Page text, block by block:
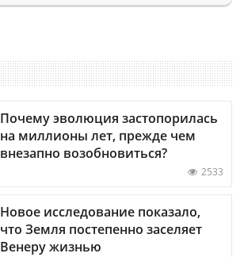
Почему эволюция застопорилась
на миллионы лет, прежде чем
внезапно возобновиться?
2533
Новое исследование показало,
что Земля постепенно заселяет
Венеру жизнью